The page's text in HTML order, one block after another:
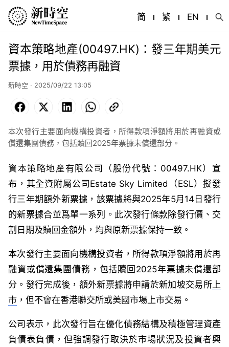
简 繁 EN
資本策略地產(00497.HK)：發三年期美元
票據，用於債務再融資
新時空 · 2025/09/22 13:05
Facebook LinkedIn WhatsApp
本次發行主要面向機構投資者，所得款項淨額將用於再融資或
償還集團債務，包括贖回2025年票據未償還部分。
資本策略地產有限公司（股份代號：00497.HK）宣
布，其全資附屬公司Estate Sky Limited（ESL）擬發
行三年期額外新票據，該票據將與2025年5月14日發行
的新票據合並爲單一系列。此次發行條款除發行價、交
割日期及贖回金額外，均與原新票據保持一致。
本次發行主要面向機構投資者，所得款項淨額將用於再
融資或償還集團債務，包括贖回2025年票據未償還部
分。發行完成後，額外新票據將申請於新加坡交易所上
市 ，但不會在香港聯交所或美國市場上市交易。
公司表示，此次發行旨在優化債務結構及積極管理資產
負債表負債，但強調發行取決於市場狀況及投資者興